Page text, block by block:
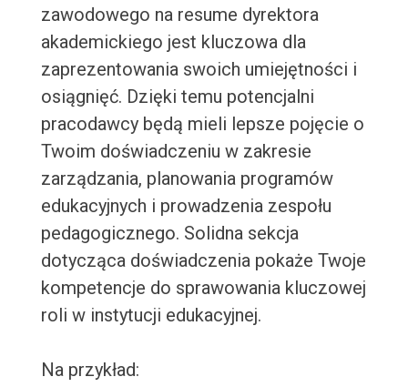
zawodowego na resume dyrektora
akademickiego jest kluczowa dla
zaprezentowania swoich umiejętności i
osiągnięć. Dzięki temu potencjalni
pracodawcy będą mieli lepsze pojęcie o
Twoim doświadczeniu w zakresie
zarządzania, planowania programów
edukacyjnych i prowadzenia zespołu
pedagogicznego. Solidna sekcja
dotycząca doświadczenia pokaże Twoje
kompetencje do sprawowania kluczowej
roli w instytucji edukacyjnej.
Na przykład: